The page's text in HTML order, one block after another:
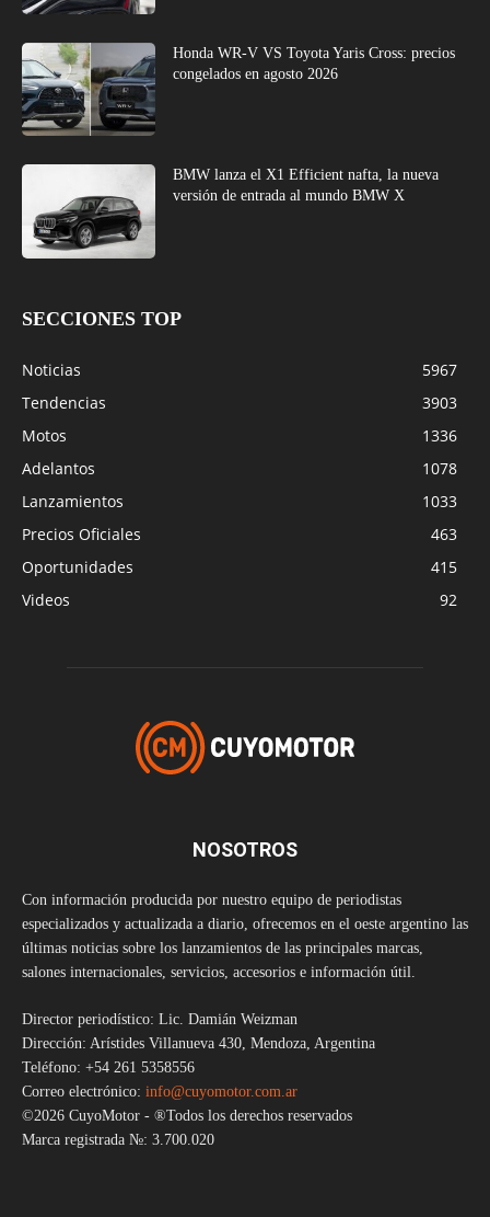
Honda WR-V VS Toyota Yaris Cross: precios
congelados en agosto 2026
BMW lanza el X1 Efficient nafta, la nueva
versión de entrada al mundo BMW X
SECCIONES TOP
Noticias
5967
Tendencias
3903
Motos
1336
Adelantos
1078
Lanzamientos
1033
Precios Oficiales
463
Oportunidades
415
Videos
92
NOSOTROS
Con información producida por nuestro equipo de periodistas
especializados y actualizada a diario, ofrecemos en el oeste argentino las
últimas noticias sobre los lanzamientos de las principales marcas,
salones internacionales, servicios, accesorios e información útil.
Director periodístico: Lic. Damián Weizman
Dirección: Arístides Villanueva 430, Mendoza, Argentina
Teléfono: +54 261 5358556
Correo electrónico: info@cuyomotor.com.ar
©2026 CuyoMotor - ®Todos los derechos reservados
Marca registrada №: 3.700.020